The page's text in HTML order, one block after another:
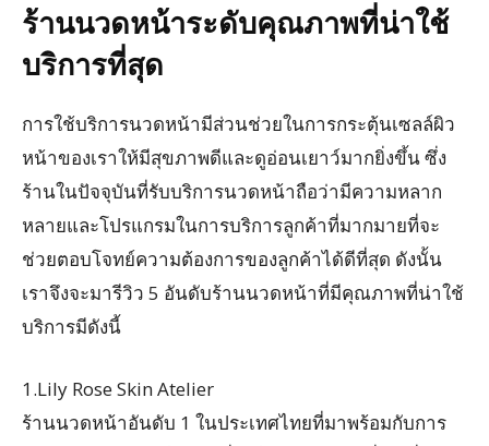
ร้านนวดหน้าระดับคุณภาพที่น่าใช้
บริการที่สุด
การใช้บริการนวดหน้ามีส่วนช่วยในการกระตุ้นเซลล์ผิว
หน้าของเราให้มีสุขภาพดีและดูอ่อนเยาว์มากยิ่งขึ้น ซึ่ง
ร้านในปัจจุบันที่รับบริการนวดหน้าถือว่ามีความหลาก
หลายและโปรแกรมในการบริการลูกค้าที่มากมายที่จะ
ช่วยตอบโจทย์ความต้องการของลูกค้าได้ดีที่สุด ดังนั้น
เราจึงจะมารีวิว 5 อันดับร้านนวดหน้าที่มีคุณภาพที่น่าใช้
บริการมีดังนี้
1.Lily Rose Skin Atelier
ร้านนวดหน้าอันดับ 1 ในประเทศไทยที่มาพร้อมกับการ